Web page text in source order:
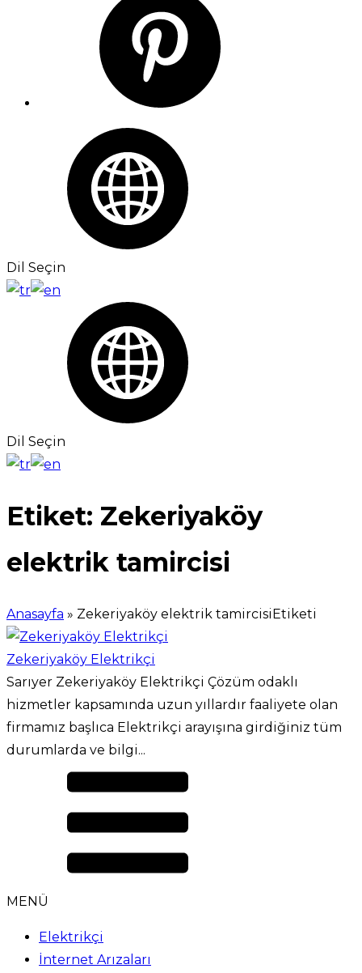
Dil Seçin
Dil Seçin
Etiket: Zekeriyaköy
elektrik tamircisi
Anasayfa » Zekeriyaköy elektrik tamircisiEtiketi
Zekeriyaköy Elektrikçi
Sarıyer Zekeriyaköy Elektrikçi Çözüm odaklı
hizmetler kapsamında uzun yıllardır faaliyete olan
firmamız başlıca Elektrikçi arayışına girdiğiniz tüm
durumlarda ve bilgi...
MENÜ
Elektrikçi
İnternet Arızaları